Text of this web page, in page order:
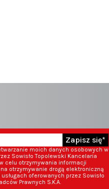
moich danych osobowych w
Sowisło Topolewski Kancelaria
celu otrzymywania informacji
otrzymywanie drogą elektroniczną
oferowanych przez Sowisło
Prawnych S.K.A.
Zapisz się*